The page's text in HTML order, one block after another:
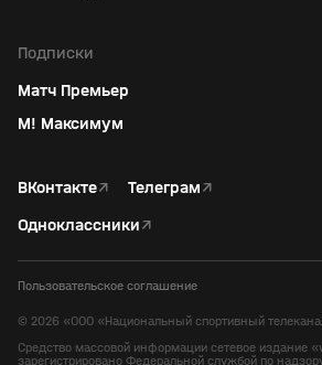
Подписки
Матч Премьер
М! Максимум
ВКонтакте↗ Телеграм↗
Одноклассники↗
Пользовательское соглашение
© 2026 «ООО «Национальный спортивный
Средство массовой информации сетевое издание
зарегистрировано Федеральной службой по